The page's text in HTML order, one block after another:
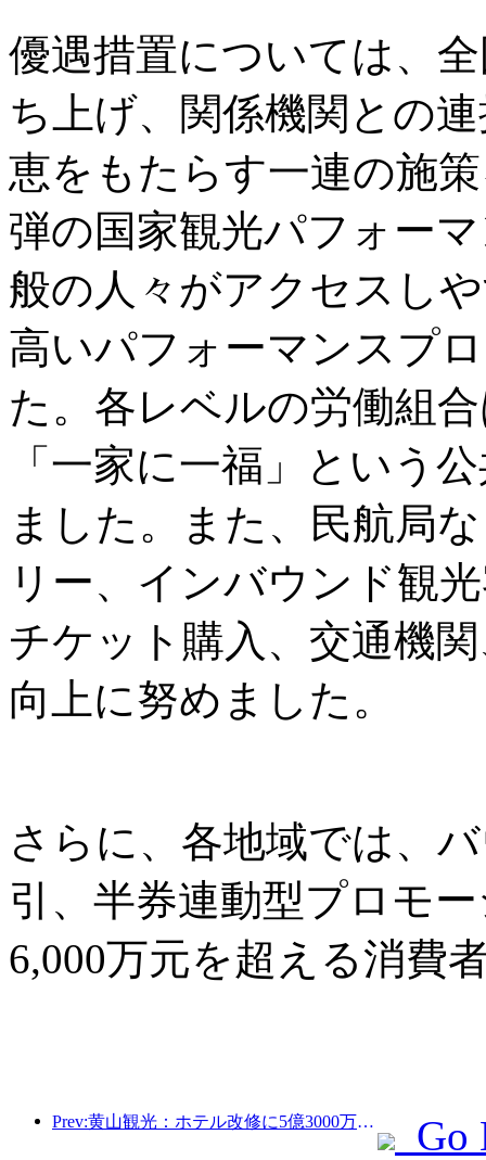
優遇措置については、
ち上げ、関係機関との
恵をもたらす一連の施
弾の国家観光パフォー
般の人々がアクセスし
高いパフォーマンスプ
た。各レベルの労働組
「一家に一福」という
ました。また、民航局
リー、インバウンド観
チケット購入、交通機
向上に努めました。
さらに、各地域では、
引、半券連動型プロモ
6,000万元を超える消費
Prev:黄山観光：ホテル改修に5億3000万元を投資する計画
Go